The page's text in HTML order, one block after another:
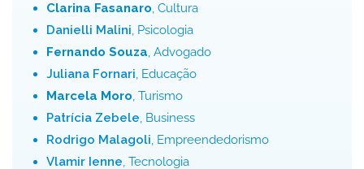
Clarina Fasanaro, Cultura
Danielli Malini, Psicologia
Fernando Souza, Advogado
Juliana Fornari, Educação
Marcela Moro, Turismo
Patrícia Zebele, Business
Rodrigo Malagoli, Empreendedorismo
Vlamir Ienne, Tecnologia